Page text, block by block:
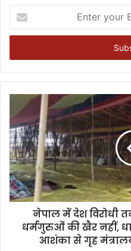
your
Email
नेपाल में देश विरोधी
धर्मगुरुओं की खैर नहीं,
आशंका से गृह